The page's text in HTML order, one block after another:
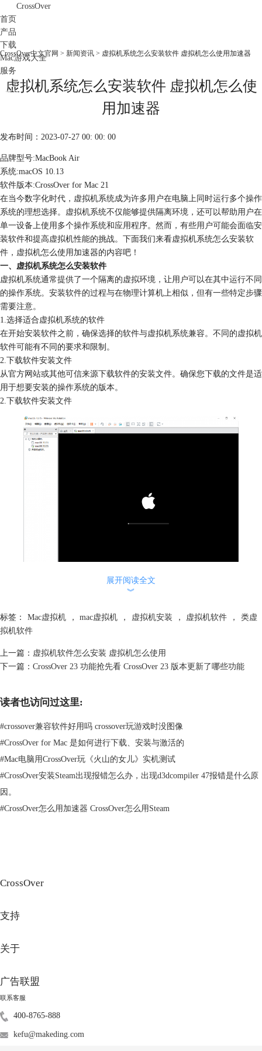
CrossOver
首页
产品
下载
Mac游戏大全
服务
购买
CrossOver中文官网 > 新闻资讯 > 虚拟机系统怎么安装软件 虚拟机怎么使用加速器
虚拟机系统怎么安装软件 虚拟机怎么使
用加速器
发布时间：2023-07-27 00: 00: 00
品牌型号:MacBook Air
系统:macOS 10.13
软件版本:CrossOver for Mac 21
在当今数字化时代，虚拟机系统成为许多用户在电脑上同时运行多个操作
系统的理想选择。虚拟机系统不仅能够提供隔离环境，还可以帮助用户在
单一设备上使用多个操作系统和应用程序。然而，有些用户可能会面临安
装软件和提高虚拟机性能的挑战。下面我们来看虚拟机系统怎么安装软
件，虚拟机怎么使用加速器的内容吧！
一、虚拟机系统怎么安装软件
虚拟机系统通常提供了一个隔离的虚拟环境，让用户可以在其中运行不同
的操作系统。安装软件的过程与在物理计算机上相似，但有一些特定步骤
需要注意。
1.选择适合虚拟机系统的软件
在开始安装软件之前，确保选择的软件与虚拟机系统兼容。不同的虚拟机
软件可能有不同的要求和限制。
2.下载软件安装文件
从官方网站或其他可信来源下载软件的安装文件。确保您下载的文件是适
用于想要安装的操作系统的版本。
2.下载软件安装文件
图1：启动虚拟机
4.将安装文件传输到虚拟机
使用虚拟机软件提供的文件传输功能，将下载的安装文件传输到虚拟机
的文件共享功能。
5.安装软件
照软件安装程序的指示进行安装。请注意，在虚拟机中安装软件可能需要
一些额外的步骤，比如选择安装路径或设置运行参数。
6.完成安装
一旦安装完成，可以在虚拟机系统中找到并使用刚刚安装的软件。
使用加速器来提高虚拟机性能，需要注意的是，不同的虚拟机平台和加速
器类型可能有不同的配置和使用方法。
1.确定加速器类型
首先，确定要使用的加速器类型。常见的虚拟机加速器包括图形处理单元
计算的工作负载，而TPU则适用于机器学习和人工智能任务。
2.配置虚拟机
（如AWS、Azure或Google Cloud）通常提供特定类型的虚拟机实例，支
持不同类型的加速器。选择适合需求的虚拟机实例，并确保它支持所选的
展开阅读全文
︾
标签： Mac虚拟机 ， mac虚拟机 ， 虚拟机安装 ， 虚拟机软件 ，
类虚
拟机软件
上一篇： 虚拟机软件怎么安装 虚拟机怎么使用
下一篇： CrossOver 23 功能抢先看 CrossOver 23 版本更新了哪些功能
读者也访问过这里:
#crossover兼容软件好用吗 crossover玩游戏时没图像
#CrossOver for Mac 是如何进行下载、安装与激活的
#Mac电脑用CrossOver玩《火山的女儿》实机测试
#CrossOver安装Steam出现报错怎么办，出现d3dcompiler 47报错是什么原
因。
#CrossOver怎么用加速器 CrossOver怎么用Steam
CrossOver
支持
关于
广告联盟
联系客服
400-8765-888
kefu@makeding.com